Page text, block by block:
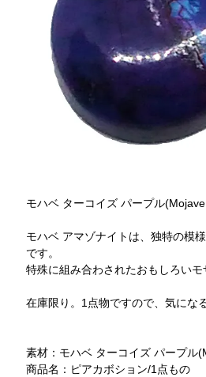
モハベ ターコイズ パープル
モハベ アマゾナイトは、独特の模
です。
特殊に組み合わされたおもしろいモ
在庫限り。1点物ですので、気にな
素材：モハベ ターコイズ パープル
商品名：ピアカボション/1点もの